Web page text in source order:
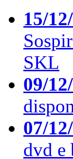
15/
SKL
09/
07/
dvd e